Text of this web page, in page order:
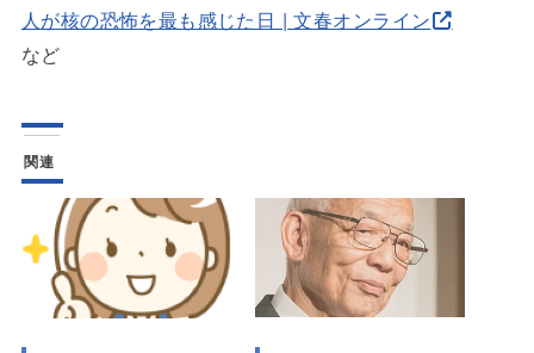
人が核の恐怖を最も感じた日 | 文春オンライン
など
関連